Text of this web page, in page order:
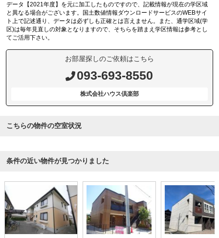
データ【2021年度】を元に加工したものですので、記載情報が現在の学区域
と異なる場合がございます。国土数値情報ダウンロードサービスのWEBサイ
ト上で記述通り、データは必ずしも正確とは言えません。また、通学区域(学
区)は毎年見直しの対象となりますので、そちらを踏まえ学区情報は参考とし
てご活用下さい。
お部屋探しのご依頼はこちら
093-693-8550
株式会社ハウス倶楽部
こちらの物件の空室状況
条件の近い物件が見つかりました